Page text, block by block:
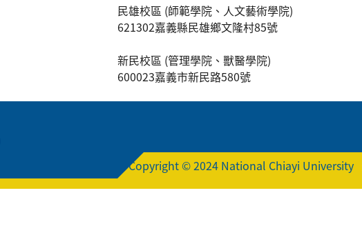
民雄校區 (師範學院、人文藝術學院)
621302嘉義縣民雄鄉文隆村85號
新民校區 (管理學院、獸醫學院)
600023嘉義市新民路580號
Copyright © 2024 National Chiayi University